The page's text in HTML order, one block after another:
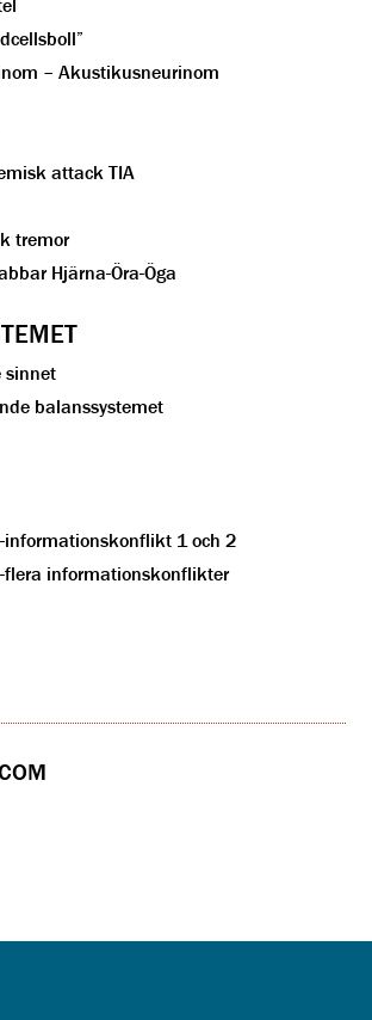
– Akustikusneurinom
attack TIA
tremor
Hjärna-Öra-Öga
sinnet
balanssystemet
informationskonflikt 1 och 2
flera informationskonflikter